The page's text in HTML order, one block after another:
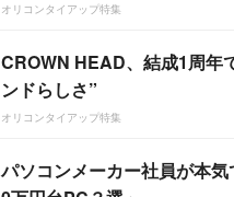
オリコンタイアップ特集
CROWN HEAD、結成1周年
ンドらしさ”
オリコンタイアップ特集
パソコンメーカー社員が本気